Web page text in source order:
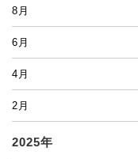
8月
6月
4月
2月
2025年